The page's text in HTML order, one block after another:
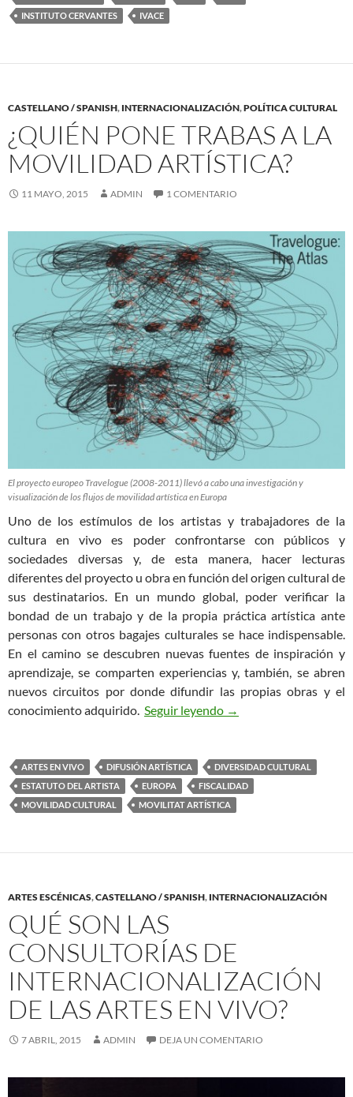
INSTITUTO CERVANTES
IVACE
CASTELLANO / SPANISH, INTERNACIONALIZACIÓN,POLÍTICA CULTURAL
¿QUIÉN PONE TRABAS A LA
MOVILIDAD ARTÍSTICA?
11 MAYO, 2015 ADMIN 1 COMENTARIO
El proyecto europeo Travelogue (2008-2011) llevó a cabo una investigación y
visualización de los flujos de movilidad artística en Europa
Uno de los estímulos de los artistas y trabajadores de la
cultura en vivo es poder confrontarse con públicos y
sociedades diversas y, de esta manera, hacer lecturas
diferentes del proyecto u obra en función del origen cultural de
sus destinatarios. En un mundo global, poder verificar la
bondad de un trabajo y de la propia práctica artística ante
personas con otros bagajes culturales se hace indispensable.
En el camino se descubren nuevas fuentes de inspiración y
aprendizaje, se comparten experiencias y, también, se abren
nuevos circuitos por donde difundir las propias obras y el
conocimiento adquirido. Seguir leyendo ¿Quién Pone Trabas a
→
ARTES EN VIVO DIFUSIÓN ARTÍSTICA
DIVERSIDAD CULTURAL
ESTATUTO DEL ARTISTA
EUROPA
FISCALIDAD
MOVILIDAD CULTURAL
MOVILITAT ARTÍSTICA
ARTES ESCÉNICAS,CASTELLANO / SPANISH, INTERNACIONALIZACIÓN
QUÉ SON LAS
CONSULTORÍAS DE
INTERNACIONALIZACIÓN
DE LAS ARTES EN VIVO?
7 ABRIL, 2015 ADMIN DEJA UN COMENTARIO